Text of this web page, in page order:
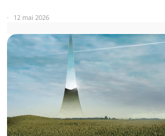
12 mai 2026